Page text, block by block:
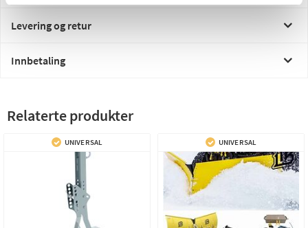
Levering og retur
Innbetaling
Relaterte produkter
UNIVERSAL UNIVERSAL